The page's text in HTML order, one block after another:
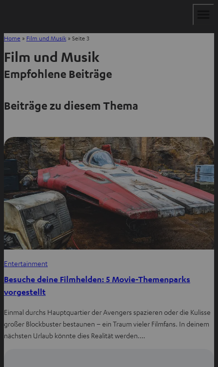
Home » Film und Musik »Seite 3
Film und Musik
Empfohlene Beiträge
Beiträge zu diesem Thema
Entertainment
Besuche deine Filmhelden: 5 Movie-Themenparks
vorgestellt
Einmal durchs Hauptquartier der Avengers spazieren oder die Kulisse
großer Blockbuster bestaunen – ein Traum vieler Filmfans. In deinem
nächsten Urlaub könnte dies Realität werden.…